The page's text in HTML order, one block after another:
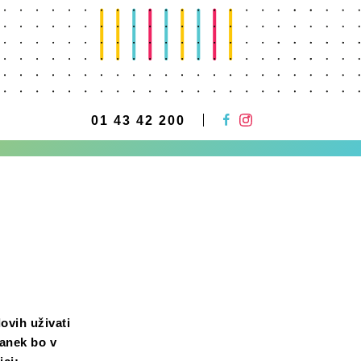
01 43 42 200
uživati
bo v